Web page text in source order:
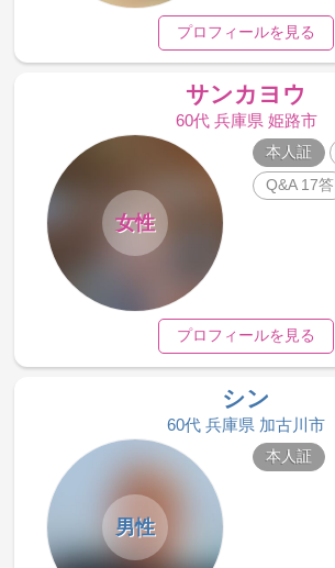
プロフィールを見る
サンカヨウ
60代 兵庫県 姫路市
女性
本人証
Q&A 17答
プロフィールを見る
シン
60代 兵庫県 加古川市
男性
本人証